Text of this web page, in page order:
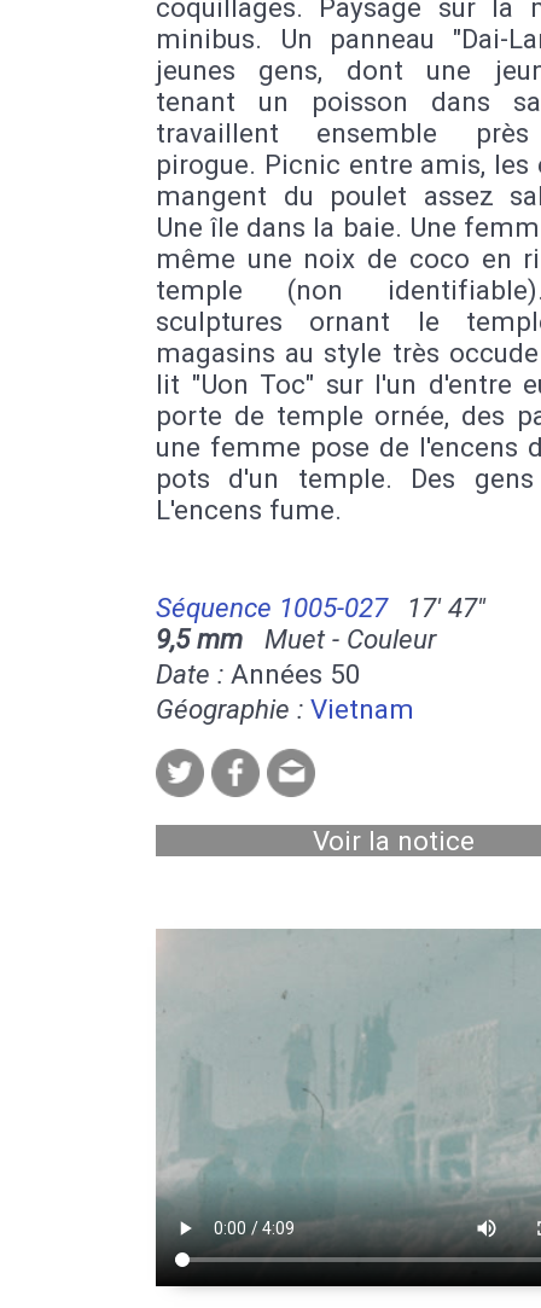
coquillages. Paysage sur la
minibus. Un panneau "Dai-
jeunes gens, dont une
tenant un poisson dans
travaillent ensemble
pirogue. Picnic entre amis, les
mangent du poulet assez
Une île dans la baie. Une
même une noix de coco en
temple (non
sculptures ornant le
magasins au style très
lit "Uon Toc" sur l'un d'entre
porte de temple ornée, des
une femme pose de l'encens
pots d'un temple. Des
L'encens fume.
Séquence 1005-027
17' 47''
9,5 mm Muet - Couleur
Date : Années 50
Géographie : Vietnam
Voir la notice